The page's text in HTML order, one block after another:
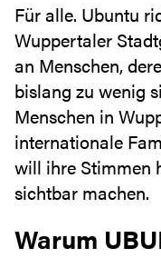
Für alle. Ubuntu
Wuppertaler
an Menschen,
bislang zu wenig
Menschen in
internationale
will ihre Stimmen
sichtbar machen.
Warum